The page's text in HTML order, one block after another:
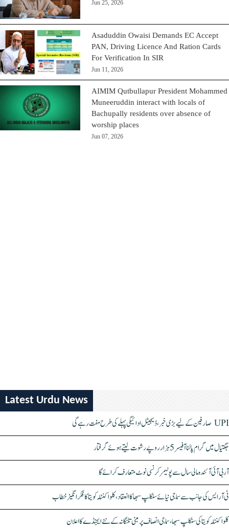
Jun 25, 2026
Asaduddin Owaisi Demands EC Accept
PAN, Driving Licence And Ration Cards
For Verification In SIR
Jun 11, 2026
AIMIM Qutbullapur President Mohammed
Muneeruddin interact with locals of
Bachupally residents over absence of
worship places
Jun 07, 2026
Latest Urdu News
UPI صارفین کے لیے بڑی خبر، ڈیجیٹل ادائیگی پہلے کی طرح مفت رہے گی
جگتیال میں گرام پالنا آفیسر 5 ہزار روپے رشوت لیتے ہوئے گرفتار
آر بی آئی آئندہ مالی سال سے پولیمر کرنسی نوٹ متعارف کرائے گا
ٹی آر ایس کی جانب سے سماجی نیائے سنکلپ سبھا کا انعقاد، کلواکنٹلہ کویتا کا فکر انگیز خطاب
کلواکنٹلہ کویتا کی سنکلپ سبھا، سماجی انصاف پر مبنی تلنگانہ کے نئے ایجنڈے کا اعلان